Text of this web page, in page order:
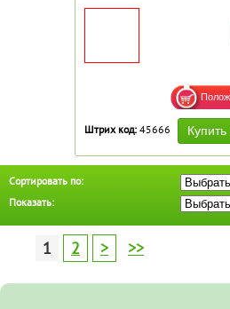
Штрих код: 45666
Сортировать по:
Показать:
1 2 > >>